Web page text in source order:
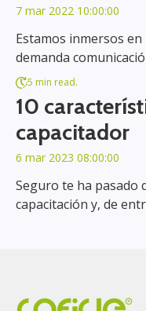
7 mar 2022 10:00:00
Estamos inmersos
demanda
5 min read.
10
capacitador
6 mar 2023 08:00:00
Seguro te ha pasado
capacitación y, de